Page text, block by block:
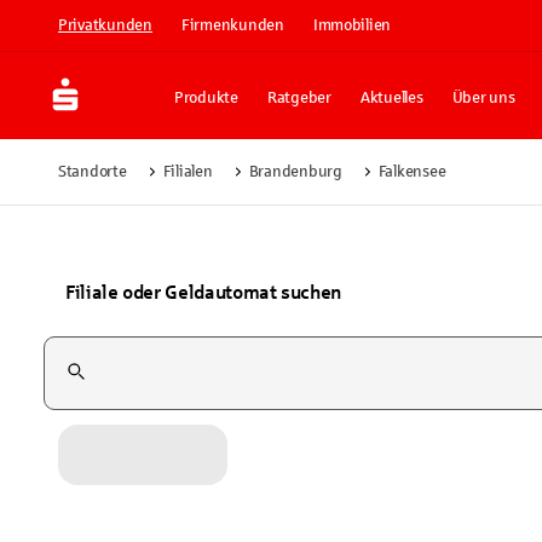
Privatkunden Firmenkunden Immobilien
Produkte Ratgeber Aktuelles Über uns
Standorte Filialen Brandenburg Falkensee
Filiale oder Geldautomat suchen
Suchfeld